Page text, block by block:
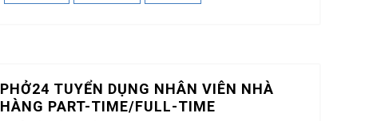
PHỞ24 TUYỂN DỤNG NHÂN VIÊN NHÀ
HÀNG PART-TIME/FULL-TIME